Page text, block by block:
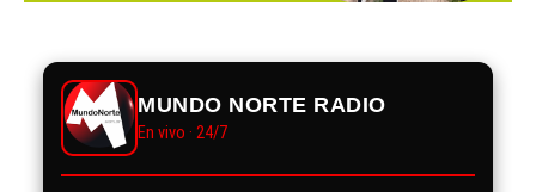
MUNDO NORTE RADIO
En vivo · 24/7